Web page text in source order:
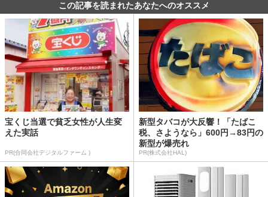
この記事を読まれたあなたへのオススメ
宝くじ当選で貧乏女性が人生変
えた実話
PR(合同会社デジタルファーム )
新型タバコが大反響！「たばこ
税、さようなら」600円→83円の
新型が爆売れ
PR(株式会社HAL)